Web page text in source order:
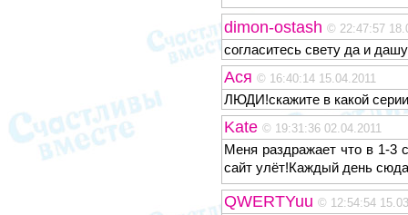
dimon-ostash © 22:47:57
согласитесь свету да и
Ася © 16:40:14 15.04.2011
ЛЮДИ!скажите в какой
Kate © 19:31:36 02.04.2011
Меня раздражает что в 1-3
сайт улёт!Каждый день
QWERTYuu © 12:54:54